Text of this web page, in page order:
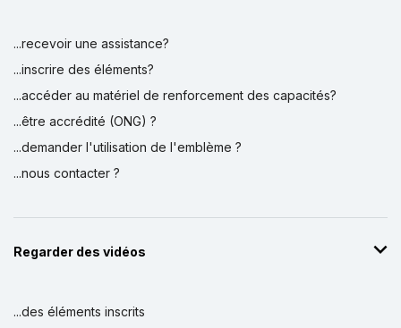
...recevoir une assistance?
...inscrire des éléments?
...accéder au matériel de renforcement des capacités?
...être accrédité (ONG) ?
...demander l'utilisation de l'emblème ?
...nous contacter ?
Regarder des vidéos
...des éléments inscrits